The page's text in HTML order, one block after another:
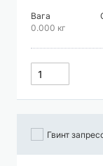
Вага
0.000 кг
Гвинт